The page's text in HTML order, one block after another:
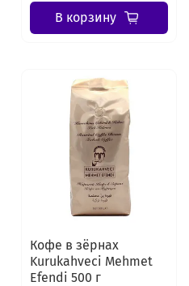
В корзину
Кофе в зёрнах
Kurukahveci Mehmet
Efendi 500 г